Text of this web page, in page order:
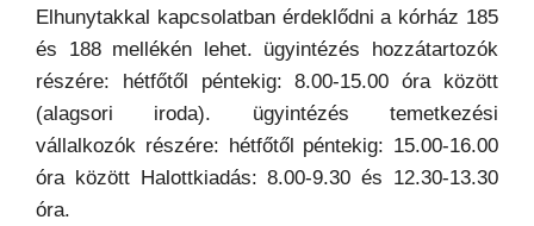
Elhunytakkal kapcsolatban érdeklődni a kórház 185
és 188 mellékén lehet. ügyintézés hozzátartozók
részére: hétfőtől péntekig: 8.00-15.00 óra között
(alagsori iroda). ügyintézés temetkezési
vállalkozók részére: hétfőtől péntekig: 15.00-16.00
óra között Halottkiadás: 8.00-9.30 és 12.30-13.30
óra.